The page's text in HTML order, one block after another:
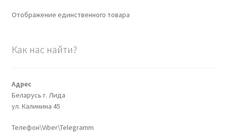
Отображение единственного товара
Как нас найти?
Адрес
Беларусь г. Лида
ул. Калинина 45
Телефон\Viber\Telegramm